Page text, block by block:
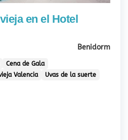
en el Hotel
Benidorm
Cena de Gala
Valencia
Uvas de la suerte